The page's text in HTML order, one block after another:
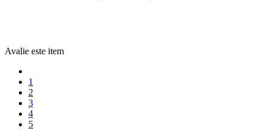
Avalie este item
1
2
3
4
5